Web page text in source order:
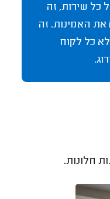
כל שירות, זה
האמינות. זה
כל לקוח
חלונות.